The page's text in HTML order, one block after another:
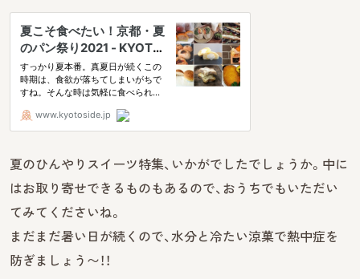
夏のひんやりスイーツ特集、いかがでしたでしょうか。中に
はお取り寄せできるものもあるので、おうちでもいただい
てみてくださいね。
まだまだ暑い日が続くので、水分と冷たい涼菓で熱中症を
防ぎましょう〜！！